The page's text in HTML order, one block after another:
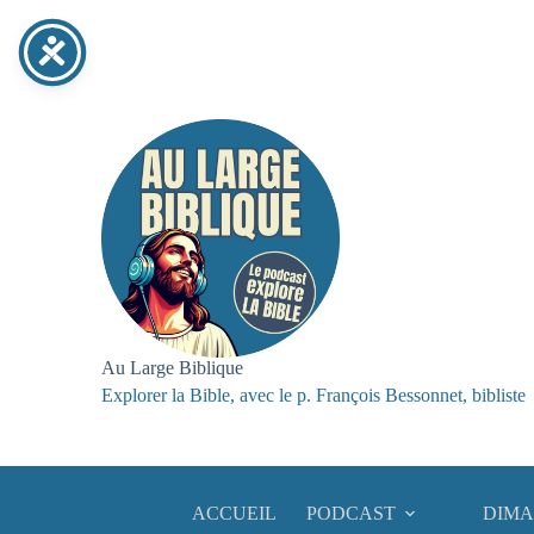
contenu
Au Large Biblique
Explorer la Bible, avec le p. François Bessonnet, bibliste
ACCUEIL PODCAST